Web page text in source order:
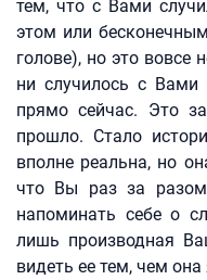
тем, что с Вами
этом или
голове), но это вовсе
ни случилось с Вами
прямо сейчас. Это
прошло. Стало
вполне реальна, но
что Вы раз за разом
напоминать себе о
лишь производная
видеть ее тем, чем она